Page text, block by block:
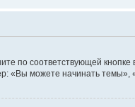
по соответствующей
«Вы можете начинать темы»,